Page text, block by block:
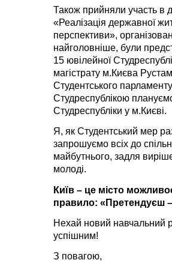
Також прийняли участь в
«Реалізація державної
перспективи»,
найголовніше, були
15 ювілейної
магістрату м.Києва
Студентського
Студреспублікою
Студреспубліки у м.Києві.
Я, як Студентський мер
запрошуємо всіх до
майбутнього, задля
молоді.
Київ – це місто
правило: «Претендуєш –
Нехай новий навчальний
успішним!
З повагою,